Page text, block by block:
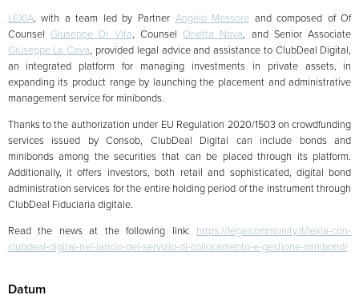
LEXIA, with a team led by Partner Angelo Messore and composed of Of
Counsel Giuseppe Di Vita, Counsel Orietta Nava, and Senior Associate
Giuseppe La Cava, provided legal advice and assistance to ClubDeal Digital,
an integrated platform for managing investments in private assets, in
expanding its product range by launching the placement and administrative
management service for minibonds.
Thanks to the authorization under EU Regulation 2020/1503 on crowdfunding
services issued by Consob, ClubDeal Digital can include bonds and
minibonds among the securities that can be placed through its platform.
Additionally, it offers investors, both retail and sophisticated, digital bond
administration services for the entire holding period of the instrument through
ClubDeal Fiduciaria digitale.
Read the news at the following link: https://legalcommunity.it/lexia-con-
clubdeal-digital-nel-lancio-del-servizio-di-collocamento-e-gestione-minibond/
Datum